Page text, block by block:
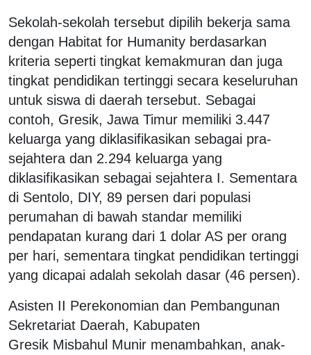
Sekolah-sekolah tersebut dipilih bekerja sama
dengan Habitat for Humanity berdasarkan
kriteria seperti tingkat kemakmuran dan juga
tingkat pendidikan tertinggi secara keseluruhan
untuk siswa di daerah tersebut. Sebagai
contoh, Gresik, Jawa Timur memiliki 3.447
keluarga yang diklasifikasikan sebagai pra-
sejahtera dan 2.294 keluarga yang
diklasifikasikan sebagai sejahtera I. Sementara
di Sentolo, DIY, 89 persen dari populasi
perumahan di bawah standar memiliki
pendapatan kurang dari 1 dolar AS per orang
per hari, sementara tingkat pendidikan tertinggi
yang dicapai adalah sekolah dasar (46 persen).
Asisten II Perekonomian dan Pembangunan
Sekretariat Daerah, Kabupaten
Gresik Misbahul Munir menambahkan, anak-